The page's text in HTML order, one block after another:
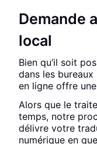
Demande
local
Bien qu’il soit
dans les
en ligne offre
Alors que le
temps, notre
délivre votre
numérique en